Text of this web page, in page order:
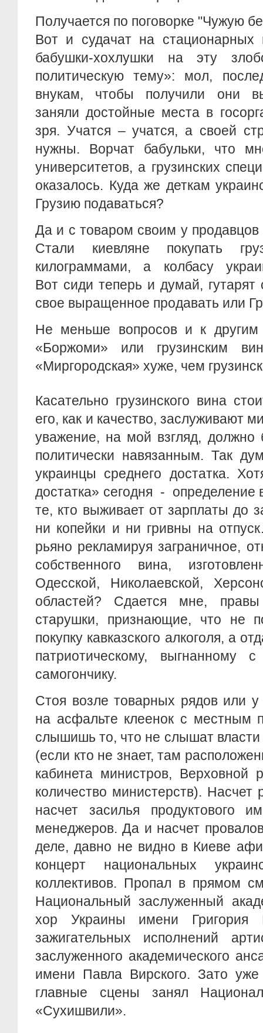
Получается по поговорке "Чужую
Вот и судачат на стационарных
бабушки-хохлушки на эту
политическую тему»: мол,
внукам, чтобы получили они
заняли достойные места в
зря. Учатся – учатся, а своей
нужны. Ворчат бабульки, что
университетов, а грузинских
оказалось. Куда же деткам
Грузию подаваться?
Да и с товаром своим у
Стали киевляне покупать
килограммами, а колбасу
Вот сиди теперь и думай,
свое выращенное продавать или
Не меньше вопросов и к
«Боржоми» или грузинским
«Миргородская» хуже, чем
Касательно грузинского вина
его, как и качество, заслуживают
уважение, на мой взгляд,
политически навязанным. Так
украинцы среднего достатка.
достатка» сегодня - определение
те, кто выживает от зарплаты до
ни копейки и ни гривны на
рьяно рекламируя заграничное,
собственного вина,
Одесской, Николаевской,
областей? Сдается мне,
старушки, признающие, что не
покупку кавказского алкоголя, а
патриотическому,
самогончику.
Стоя возле товарных рядов или
на асфальте клеенок с местным
слышишь то, что не слышат
(если кто не знает, там
кабинета министров, Верховной
количество министерств).
насчет засилья продуктового
менеджеров. Да и насчет
деле, давно не видно в Киеве
концерт национальных
коллективов. Пропал в прямом
Национальный заслуженный
хор Украины имени Григория
зажигательных исполнений
заслуженного академического
имени Павла Вирского. Зато
главные сцены занял
«Сухишвили».